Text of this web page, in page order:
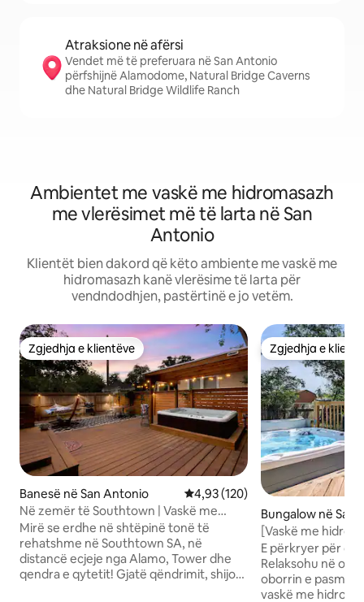
Atraksione në afërsi
Vendet më të preferuara në San Antonio
përfshijnë Alamodome, Natural Bridge Caverns
dhe Natural Bridge Wildlife Ranch
Ambientet me vaskë me hidromasazh
me vlerësimet më të larta në San
Antonio
Klientët bien dakord që këto ambiente me vaskë me
hidromasazh kanë vlerësime të larta për
vendndodhjen, pastërtinë e jo vetëm.
Zgjedhja e klientëve
Zgjedhja e klientëve
Banesë në San Antonio Vlerësimi mesatar 4,93 nga 5,
4,93 (120)
Në zemër të Southtown | Vaskë me
hidromasazh | Hamak | King &TV
Mirë se erdhe në shtëpinë tonë të
rehatshme në Southtown SA, në
distancë ecjeje nga Alamo, Tower dhe
qendra e qytetit! Gjatë qëndrimit, shijo
Zgjedhja e
Zgjedhja e
Bungalow në San
[Vaskë me
komode, pranë Ft
E përkryer për
Relaksohu në
oborrin e pasmë
vaskë me